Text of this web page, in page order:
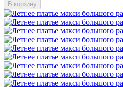
В корзину